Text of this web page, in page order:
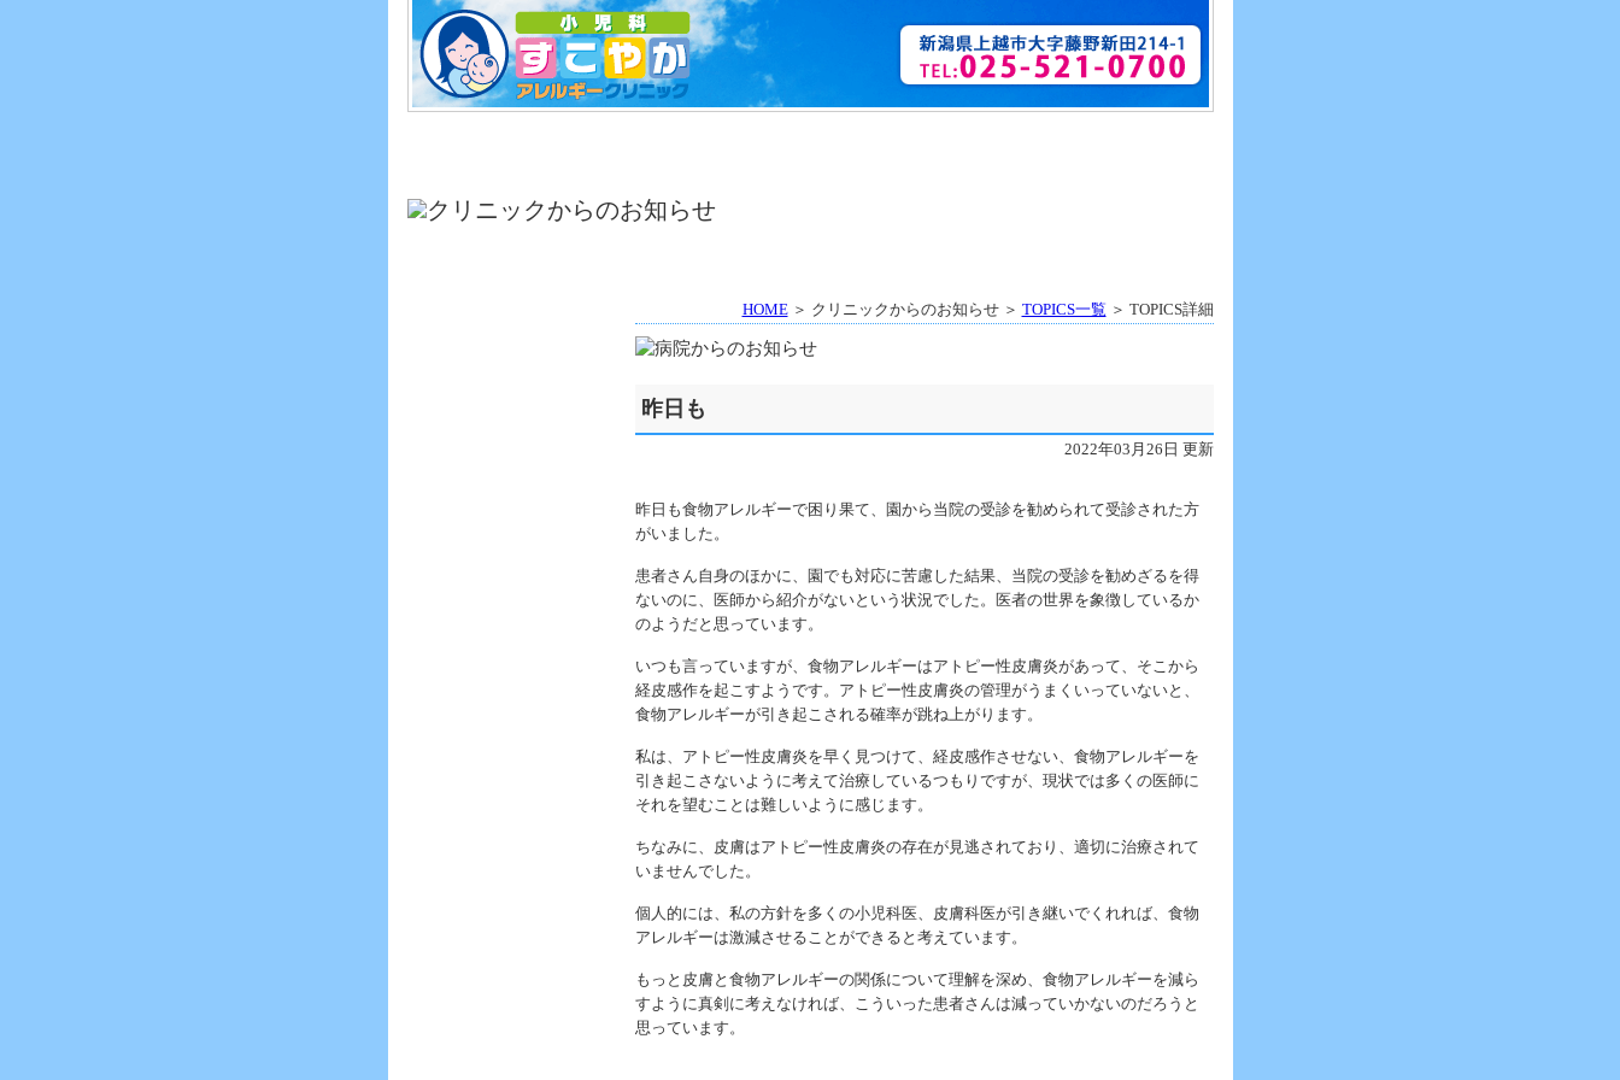
HOME＞ クリニックからのお知らせ ＞ TOPICS一覧 ＞ TOPICS詳細
昨日も
2022年03月26日 更新
昨日も食物アレルギーで困り果て、園から当院の受診を勧められて受診された方
がいました。
患者さん自身のほかに、園でも対応に苦慮した結果、当院の受診を勧めざるを得
ないのに、医師から紹介がないという状況でした。医者の世界を象徴しているか
のようだと思っています。
いつも言っていますが、食物アレルギーはアトピー性皮膚炎があって、そこから
経皮感作を起こすようです。アトピー性皮膚炎の管理がうまくいっていないと、
食物アレルギーが引き起こされる確率が跳ね上がります。
私は、アトピー性皮膚炎を早く見つけて、経皮感作させない、食物アレルギーを
引き起こさないように考えて治療しているつもりですが、現状では多くの医師に
それを望むことは難しいように感じます。
ちなみに、皮膚はアトピー性皮膚炎の存在が見逃されており、適切に治療されて
いませんでした。
個人的には、私の方針を多くの小児科医、皮膚科医が引き継いでくれれば、食物
アレルギーは激減させることができると考えています。
もっと皮膚と食物アレルギーの関係について理解を深め、食物アレルギーを減ら
すように真剣に考えなければ、こういった患者さんは減っていかないのだろうと
思っています。